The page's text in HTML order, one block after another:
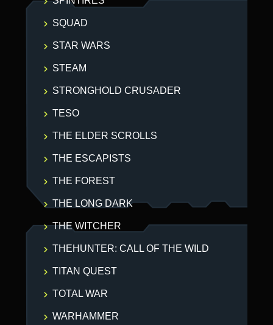
SQUAD
STAR WARS
STEAM
STRONGHOLD CRUSADER
TESO
THE ELDER SCROLLS
THE ESCAPISTS
THE FOREST
THE LONG DARK
THE WITCHER
THEHUNTER: CALL OF THE WILD
TITAN QUEST
TOTAL WAR
WARHAMMER